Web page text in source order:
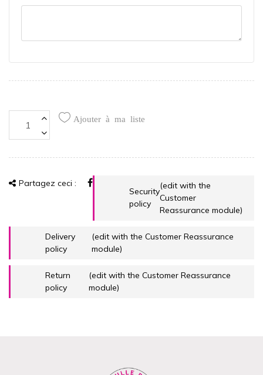
Ajouter à ma liste
Partagez ceci :
Security
policy
(edit with the
Customer
Reassurance module)
Delivery
policy
(edit with the Customer Reassurance
module)
Return
policy
(edit with the Customer Reassurance
module)